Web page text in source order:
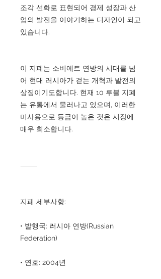
조각 선화로 표현되어 경제 성장과 산
업의 발전을 이야기하는 디자인이 되고
있습니다.
이 지폐는 소비에트 연방의 시대를 넘
어 현대 러시아가 걷는 개혁과 발전의
상징이기도합니다. 현재 10 루블 지폐
는 유통에서 물러나고 있으며, 이러한
미사용으로 등급이 높은 것은 시장에
매우 희소합니다.
⸻
지폐 세부사항:
• 발행국: 러시아 연방(Russian
Federation)
• 연호: 2004년